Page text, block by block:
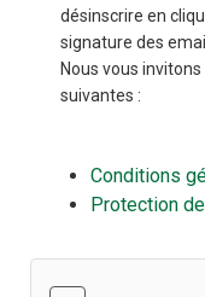
désinscrire en
signature des
Nous vous
suivantes :
Conditions
Protection